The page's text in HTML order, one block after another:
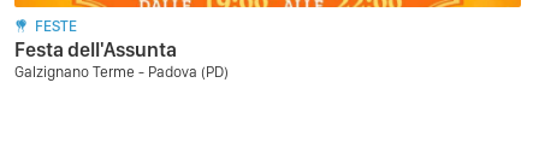
FESTE
Festa dell'Assunta
Galzignano Terme - Padova (PD)